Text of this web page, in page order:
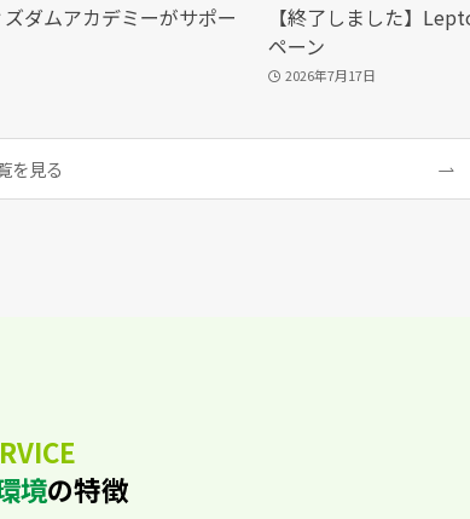
ダムアカデミーがサポー
【終了しました】
ペーン
2026年7月17日
を見る
境の特徴